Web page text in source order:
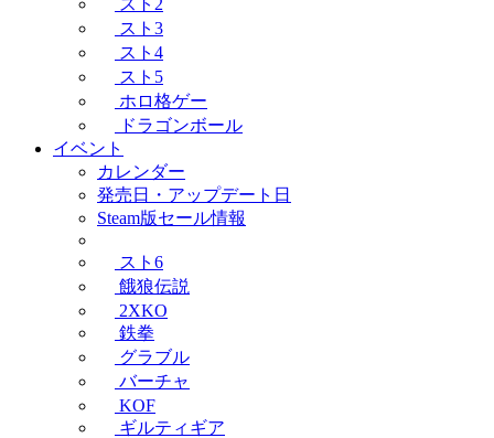
スト2
スト3
スト4
スト5
ホロ格ゲー
ドラゴンボール
イベント
カレンダー
発売日・アップデート日
Steam版セール情報
スト6
餓狼伝説
2XKO
鉄拳
グラブル
バーチャ
KOF
ギルティギア